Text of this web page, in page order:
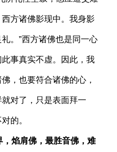
方诸佛影现中。我身影
。”西方诸佛也是同一心
事真实不虚。因此，我
，也要符合诸佛的心，
对了，只是表面拜一
的。
焰肩佛，最胜音佛，难